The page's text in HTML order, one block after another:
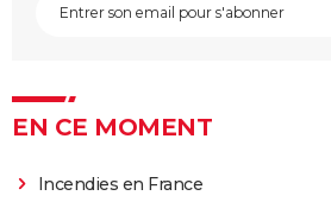
EN CE MOMENT
Incendies en France